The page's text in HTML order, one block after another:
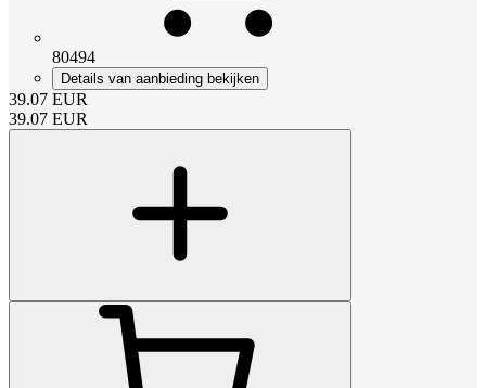
80494
Details van aanbieding bekijken
39.07 EUR
39.07 EUR